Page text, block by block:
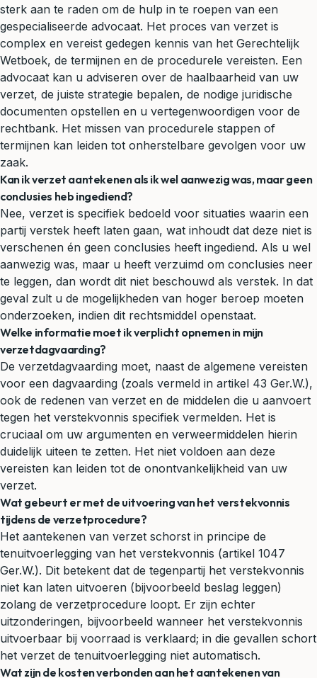
sterk aan te raden om de hulp in te roepen van een
gespecialiseerde advocaat. Het proces van verzet is
complex en vereist gedegen kennis van het Gerechtelijk
Wetboek, de termijnen en de procedurele vereisten. Een
advocaat kan u adviseren over de haalbaarheid van uw
verzet, de juiste strategie bepalen, de nodige juridische
documenten opstellen en u vertegenwoordigen voor de
rechtbank. Het missen van procedurele stappen of
termijnen kan leiden tot onherstelbare gevolgen voor uw
zaak.
Kan ik verzet aantekenen als ik wel aanwezig was, maar geen
conclusies heb ingediend?
Nee, verzet is specifiek bedoeld voor situaties waarin een
partij verstek heeft laten gaan, wat inhoudt dat deze niet is
verschenen én geen conclusies heeft ingediend. Als u wel
aanwezig was, maar u heeft verzuimd om conclusies neer
te leggen, dan wordt dit niet beschouwd als verstek. In dat
geval zult u de mogelijkheden van hoger beroep moeten
onderzoeken, indien dit rechtsmiddel openstaat.
Welke informatie moet ik verplicht opnemen in mijn
verzetdagvaarding?
De verzetdagvaarding moet, naast de algemene vereisten
voor een dagvaarding (zoals vermeld in artikel 43 Ger.W.),
ook de redenen van verzet en de middelen die u aanvoert
tegen het verstekvonnis specifiek vermelden. Het is
cruciaal om uw argumenten en verweermiddelen hierin
duidelijk uiteen te zetten. Het niet voldoen aan deze
vereisten kan leiden tot de onontvankelijkheid van uw
verzet.
Wat gebeurt er met de uitvoering van het verstekvonnis
tijdens de verzetprocedure?
Het aantekenen van verzet schorst in principe de
tenuitvoerlegging van het verstekvonnis (artikel 1047
Ger.W.). Dit betekent dat de tegenpartij het verstekvonnis
niet kan laten uitvoeren (bijvoorbeeld beslag leggen)
zolang de verzetprocedure loopt. Er zijn echter
uitzonderingen, bijvoorbeeld wanneer het verstekvonnis
uitvoerbaar bij voorraad is verklaard; in die gevallen schort
het verzet de tenuitvoerlegging niet automatisch.
Wat zijn de kosten verbonden aan het aantekenen van